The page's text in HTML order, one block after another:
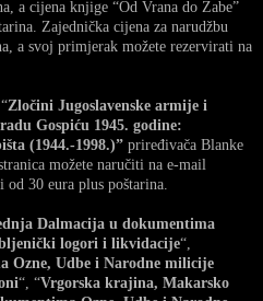
a cijena knjige “Od Vrana do Žabe”
Zajednička cijena za narudžbu
a svoj primjerak možete rezervirati na
Zločini Jugoslavenske armije i
Gospiću 1945. godine:
(1944.-1998.)” priređivača Blanke
možete naručiti na e-mail
30 eura plus poštarina.
Dalmacija u dokumentima
logori i likvidacije“,
Ozne, Udbe i Narodne milicije
“, “Vrgorska krajina, Makarsko